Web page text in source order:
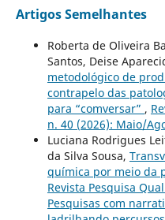
Artigos Semelhantes
Roberta de Oliveira
Santos, Deise
metodológico de
contrapelo das
para “comversar” ,
n. 40 (2026): Maio/
Luciana Rodrigues
da Silva Sousa,
química por meio da
Revista Pesquisa
Pesquisas com